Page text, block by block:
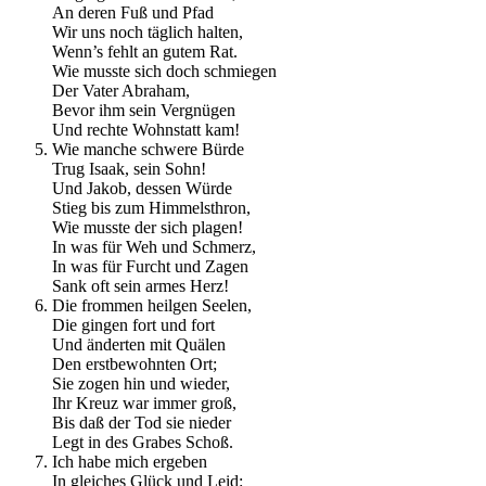
An deren Fuß und Pfad
Wir uns noch täglich halten,
Wenn’s fehlt an gutem Rat.
Wie musste sich doch schmiegen
Der Vater Abraham,
Bevor ihm sein Vergnügen
Und rechte Wohnstatt kam!
Wie manche schwere Bürde
Trug Isaak, sein Sohn!
Und Jakob, dessen Würde
Stieg bis zum Himmelsthron,
Wie musste der sich plagen!
In was für Weh und Schmerz,
In was für Furcht und Zagen
Sank oft sein armes Herz!
Die frommen heilgen Seelen,
Die gingen fort und fort
Und änderten mit Quälen
Den erstbewohnten Ort;
Sie zogen hin und wieder,
Ihr Kreuz war immer groß,
Bis daß der Tod sie nieder
Legt in des Grabes Schoß.
Ich habe mich ergeben
In gleiches Glück und Leid: